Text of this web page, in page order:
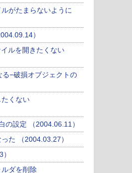
がたまらないように
）
ルを開きたくない
−破損オブジェクトの
くない
の設定 （2004.06.11）
た （2004.03.27）
ダを削除